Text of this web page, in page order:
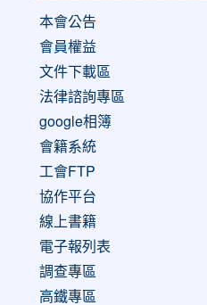
本會公告
會員權益
文件下載區
法律諮詢專區
google相簿
會籍系統
工會FTP
協作平台
線上書籍
電子報列表
調查專區
高鐵專區